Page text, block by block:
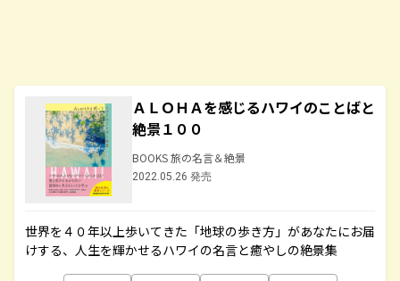
ＡＬＯＨＡを感じるハワイのことばと
絶景１００
BOOKS 旅の名言＆絶景
2022.05.26 発売
世界を４０年以上歩いてきた「地球の歩き方」があなたにお届
けする、人生を輝かせるハワイの名言と癒やしの絶景集